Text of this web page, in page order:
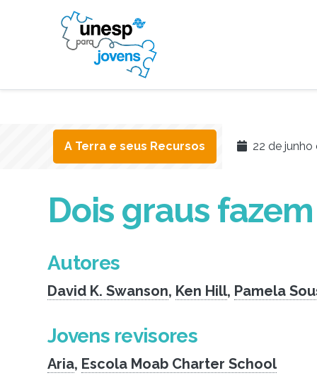
A Terra e seus Recursos 22 de junho
Dois graus
Autores
David K. Swanson, Ken Hill, Pamela
Jovens revisores
Aria, Escola Moab Charter School